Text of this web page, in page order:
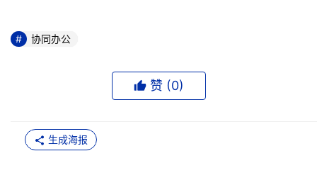
腾讯集团副总裁沈丹则提到，腾讯作为以互联网为基础的科
技与文化公司，可以为传统能源行业的数字化、智慧化转型
升级提供“数字接口”和“数字工具箱”，通过战略合作与开放
平台，与深圳燃气共建数字生态共同体，推进云计算、大数
创新共赢。
协同办公
赞 (0)
生成海报